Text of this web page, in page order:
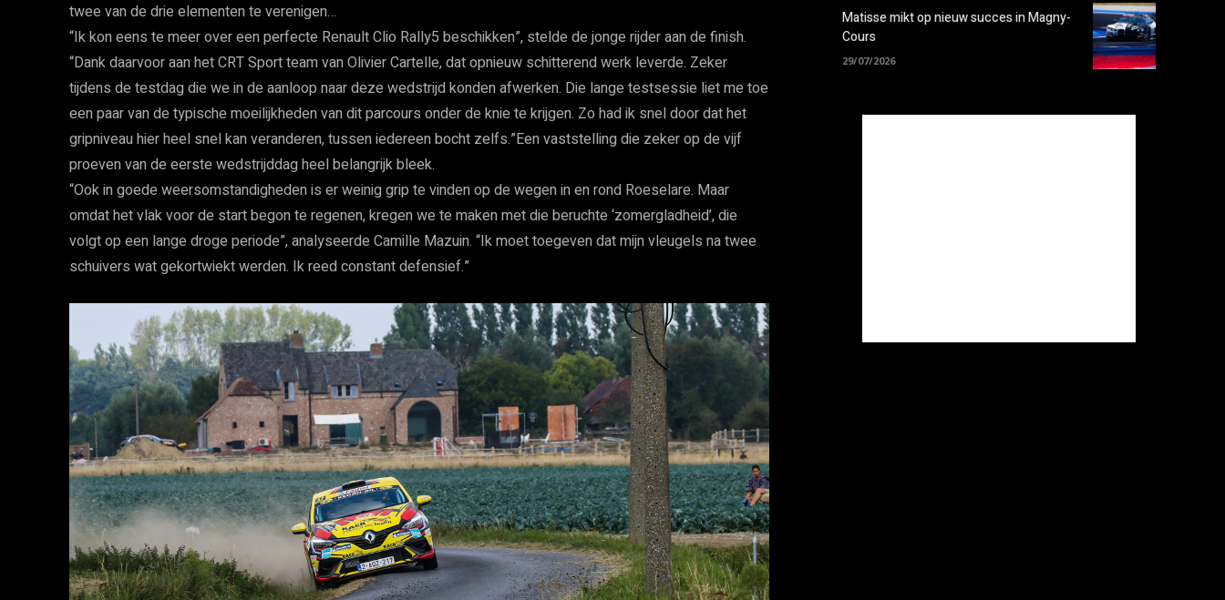
twee van de drie elementen te verenigen…
“Ik kon eens te meer over een perfecte Renault Clio Rally5 beschikken”, stelde de jonge rijder aan de finish.
“Dank daarvoor aan het CRT Sport team van Olivier Cartelle, dat opnieuw schitterend werk leverde. Zeker
tijdens de testdag die we in de aanloop naar deze wedstrijd konden afwerken. Die lange testsessie liet me toe
een paar van de typische moeilijkheden van dit parcours onder de knie te krijgen. Zo had ik snel door dat het
gripniveau hier heel snel kan veranderen, tussen iedereen bocht zelfs.”Een vaststelling die zeker op de vijf
proeven van de eerste wedstrijddag heel belangrijk bleek.
“Ook in goede weersomstandigheden is er weinig grip te vinden op de wegen in en rond Roeselare. Maar
omdat het vlak voor de start begon te regenen, kregen we te maken met die beruchte ‘zomergladheid’, die
volgt op een lange droge periode”, analyseerde Camille Mazuin. “Ik moet toegeven dat mijn vleugels na twee
schuivers wat gekortwiekt werden. Ik reed constant defensief.”
Matisse mikt op nieuw succes in Magny-
Cours
29/07/2026